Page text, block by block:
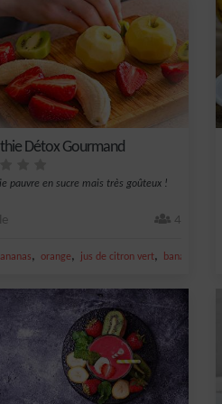
Détox Gourmand
pauvre en sucre mais très goûteux !
4
ananas, orange, jus de citron vert, banane